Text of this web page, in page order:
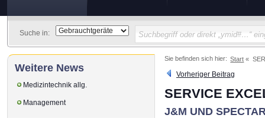
Suche in:
Sie befinden sich hier: Start
Vorheriger Beitrag
SERVICE
J&M UND
Weitere News
Medizintechnik allg.
Management